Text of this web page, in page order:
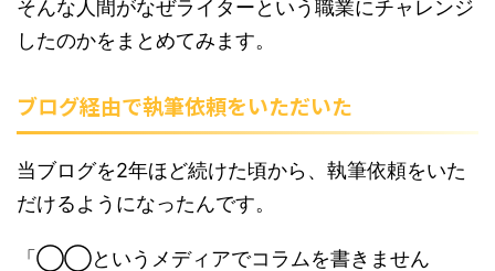
そんな人間がなぜライターという職業にチャレンジ
したのかをまとめてみます。
ブログ経由で執筆依頼をいただいた
当ブログを2年ほど続けた頃から、執筆依頼をいた
だけるようになったんです。
「◯◯というメディアでコラムを書きません